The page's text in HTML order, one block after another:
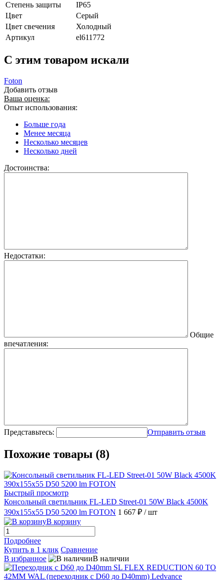
Степень защиты
IP65
Цвет
Серый
Цвет свечения
Холодный
Артикул
el611772
C этим товаром искали
Foton
Добавить отзыв
Ваша оценка:
Опыт использования:
Больше года
Менее месяца
Несколько месяцев
Несколько дней
Достоинства:
Недостатки:
Общие
впечатления:
Представьтесь: Отправить отзыв
Похожие товары (8)
Быстрый просмотр
Консольный светильник FL-LED Street-01 50W Black 4500K
390x155x55 D50 5200 lm FOTON 1 667 ₽ / шт
В корзину
Подробнее
Купить в 1 клик Сравнение
В избранное
В наличии